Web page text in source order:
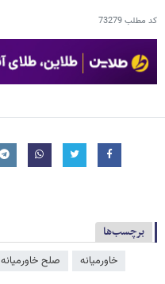
کد مطلب73279
برچسب‌ها
خاورمیانه صلح خاورمیانه